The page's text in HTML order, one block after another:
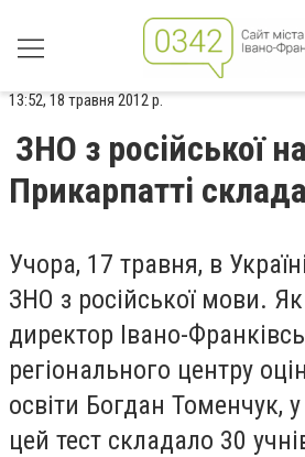
13:52, 18 травня 2012 р.
ЗНО з російської на
Прикарпатті
Учора, 17 травня, в
ЗНО з російської мови.
директор Івано-
регіонального центру
освіти Богдан Томенчук,
цей тест складало 30